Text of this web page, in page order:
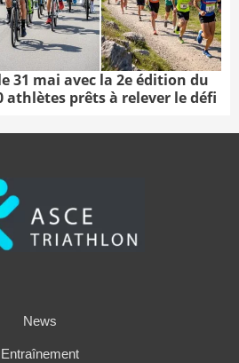
31 mai avec la 2e édition du
prêts à relever le défi
News
Entraînement